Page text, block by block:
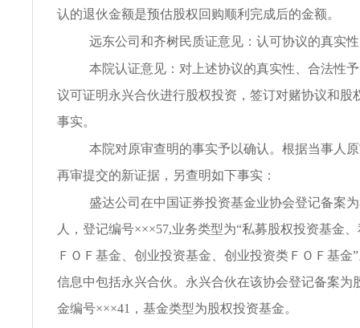
认的退伙金额是预估股权回购顺利完成后的金额。
远东公司和齐树民质证意见：认可协议的真实
本院认证意见：对上述协议的真实性、合法性
议可证明永兴合伙进行股权投资，签订对赌协议和股
事实。
本院对原审查明的事实予以确认。根据当事人
再审提交的新证据，另查明如下事实：
盛达公司在中国证券投资基金业协会登记备案
人，登记编号×××57,业务类型为“私募股权投资基金
ＦＯＦ基金、创业投资基金、创业投资类ＦＯＦ基金
信息中包括永兴合伙。永兴合伙在该协会登记备案为
金编号×××41，基金类型为股权投资基金。